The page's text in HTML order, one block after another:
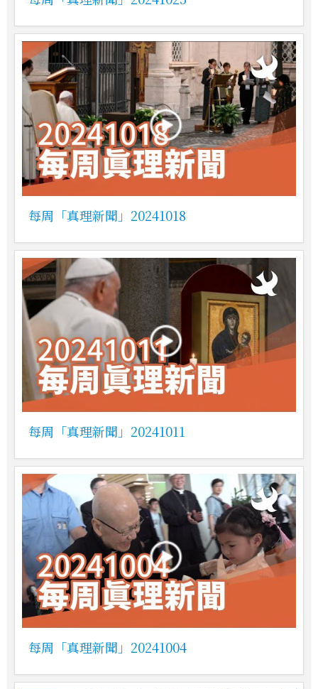
每周「真理新聞」20241018
每周「真理新聞」20241011
每周「真理新聞」20241004